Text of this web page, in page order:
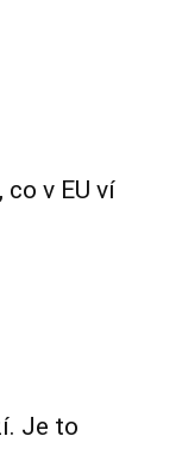
co v EU ví
Je to